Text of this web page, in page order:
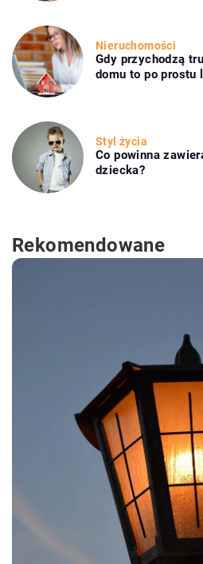
Nieruchomości
Gdy przychodzą
domu to po prostu
Styl życia
Co powinna
dziecka?
Rekomendowane